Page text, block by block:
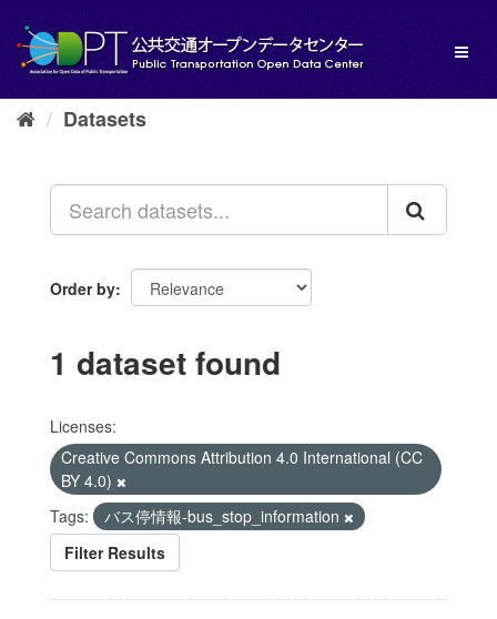
content
Datasets
Order by
1 dataset found
Licenses:
Creative Commons Attribution 4.0 International (CC
BY 4.0)
Tags:
バス停情報-bus_stop_information
Filter Results